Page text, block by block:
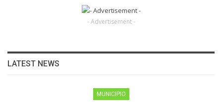
- Advertisement -
LATEST NEWS
MUNICIPIO